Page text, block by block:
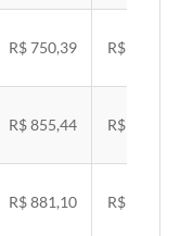
R$ 750,39 R$ 773,29
R$ 855,44 R$ 881,54
R$ 881,10 R$ 907,99